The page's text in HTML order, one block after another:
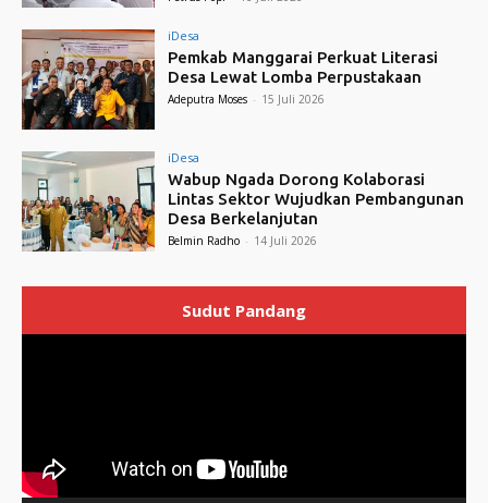
iDesa
Pemkab Manggarai Perkuat Literasi
Desa Lewat Lomba Perpustakaan
Adeputra Moses - 15 Juli 2026
iDesa
Wabup Ngada Dorong Kolaborasi
Lintas Sektor Wujudkan Pembangunan
Desa Berkelanjutan
Belmin Radho - 14 Juli 2026
Sudut Pandang